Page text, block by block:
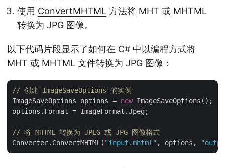
使用 ConvertMHTML 方法将 MHT 或 MHTML
转换为 JPG 图像。
以下代码片段显示了如何在 C# 中以编程方式将
MHT 或 MHTML 文件转换为 JPG 图像：
// 创建 ImageSaveOptions 的实例
ImageSaveOptions options = new ImageSaveOptions();
options.Format = ImageFormat.Jpeg;
// 将 MHTML 转换为 JPEG 或 JPG 图像格式
Converter.ConvertMHTML( "input.mhtml" , options,